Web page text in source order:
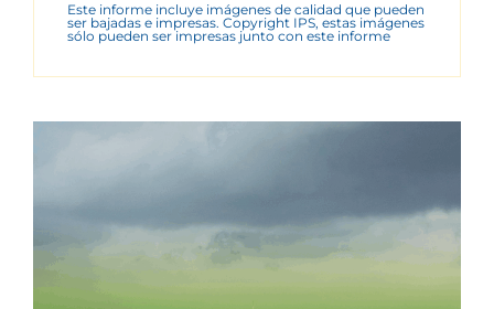
Este informe incluye imágenes de calidad que pueden
ser bajadas e impresas. Copyright IPS, estas imágenes
sólo pueden ser impresas junto con este informe